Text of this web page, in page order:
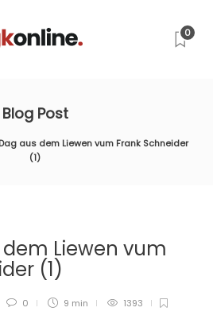
0
Blog Post
aus dem Liewen vum Frank Schneider
(1)
dem Liewen vum
(1)
0 9 min 1393